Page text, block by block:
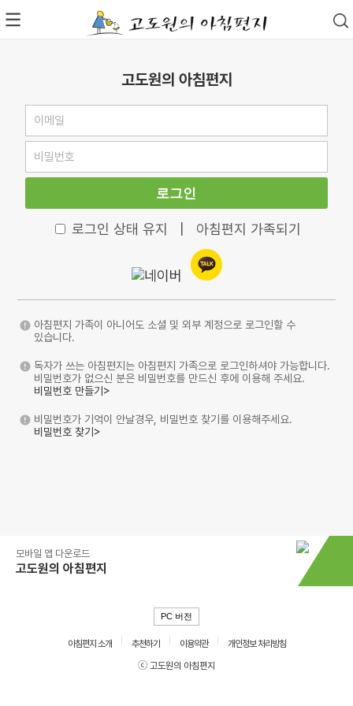
고도원의 아침편지
로그인
로그인 상태 유지 아침편지 가족되기
아침편지 가족이 아니어도 소셜 및 외부 계정으로 로그인할 수
있습니다.
독자가 쓰는 아침편지는 아침편지 가족으로 로그인하셔야 가능합니다.
비밀번호가 없으신 분은 비밀번호를 만드신 후에 이용해 주세요.
비밀번호 만들기>
비밀번호가 기억이 안날경우, 비밀번호 찾기를 이용해주세요.
비밀번호 찾기>
모바일 앱 다운로드
고도원의 아침편지
PC 버전
아침편지 소개 추천하기 이용약관
개인정보 처리방침
ⓒ 고도원의 아침편지